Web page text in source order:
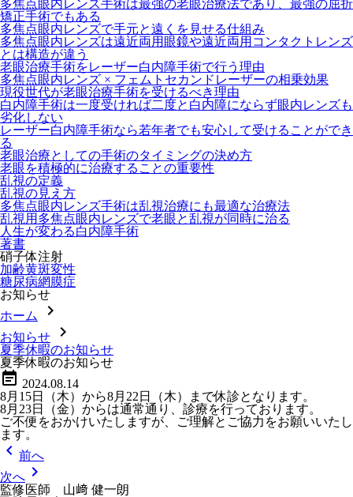
多焦点眼内レンズ手術は最強の老眼治療法であり、最強の屈折
矯正手術でもある
多焦点眼内レンズで手元と遠くを見せる仕組み
多焦点眼内レンズは遠近両用眼鏡や遠近両用コンタクトレンズ
とは構造が違う
老眼治療手術をレーザー白内障手術で行う理由
多焦点眼内レンズ × フェムトセカンドレーザーの相乗効果
現役世代が老眼治療手術を受けるべき理由
白内障手術は一度受ければ二度と白内障にならず眼内レンズも
劣化しない
レーザー白内障手術なら若年者でも安心して受けることができ
る
老眼治療としての手術のタイミングの決め方
老眼を積極的に治療することの重要性
乱視の定義
乱視の見え方
多焦点眼内レンズ手術は乱視治療にも最適な治療法
乱視用多焦点眼内レンズで老眼と乱視が同時に治る
人生が変わる白内障手術
著書
硝子体注射
加齢黄斑変性
糖尿病網膜症
お知らせ
ホーム
chevron_right
お知らせ chevron_right
夏季休暇のお知らせ
夏季休暇のお知らせ
event_note 2024.08.14
8月15日（木）から8月22日（木）まで休診となります。
8月23日（金）からは通常通り、診療を行っております。
ご不便をおかけいたしますが、ご理解とご協力をお願いいたし
ます。
chevron_left 前へ
次へ chevron_right
監修医師 山﨑 健一朗